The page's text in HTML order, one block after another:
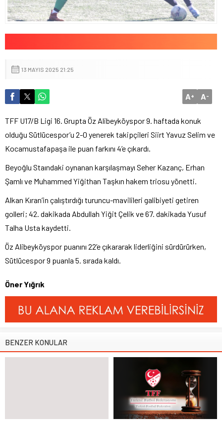
13 MAYIS 2025 21:25
A+ A-
TFF U17/B Ligi 16. Grupta Öz Alibeyköyspor 9. haftada konuk
olduğu Sütlücespor’u 2-0 yenerek takipçileri Siirt Yavuz Selim ve
Kocamustafapaşa ile puan farkını 4’e çıkardı.
Beyoğlu Staındaki oynanan karşılaşmayı Seher Kazanç, Erhan
Şamlı ve Muhammed Yiğithan Taşkın hakem triosu yönetti.
Alkan Kıran’in çalıştırdığı turuncu-mavilileri galibiyeti getiren
golleri; 42. dakikada Abdullah Yiğit Çelik ve 67. dakikada Yusuf
Talha Usta kaydetti.
Öz Alibeyköyspor puanını 22’e çıkararak liderliğini sürdürürken,
Sütlücespor 9 puanla 5. sırada kaldı.
Öner Yığrık
BENZER KONULAR